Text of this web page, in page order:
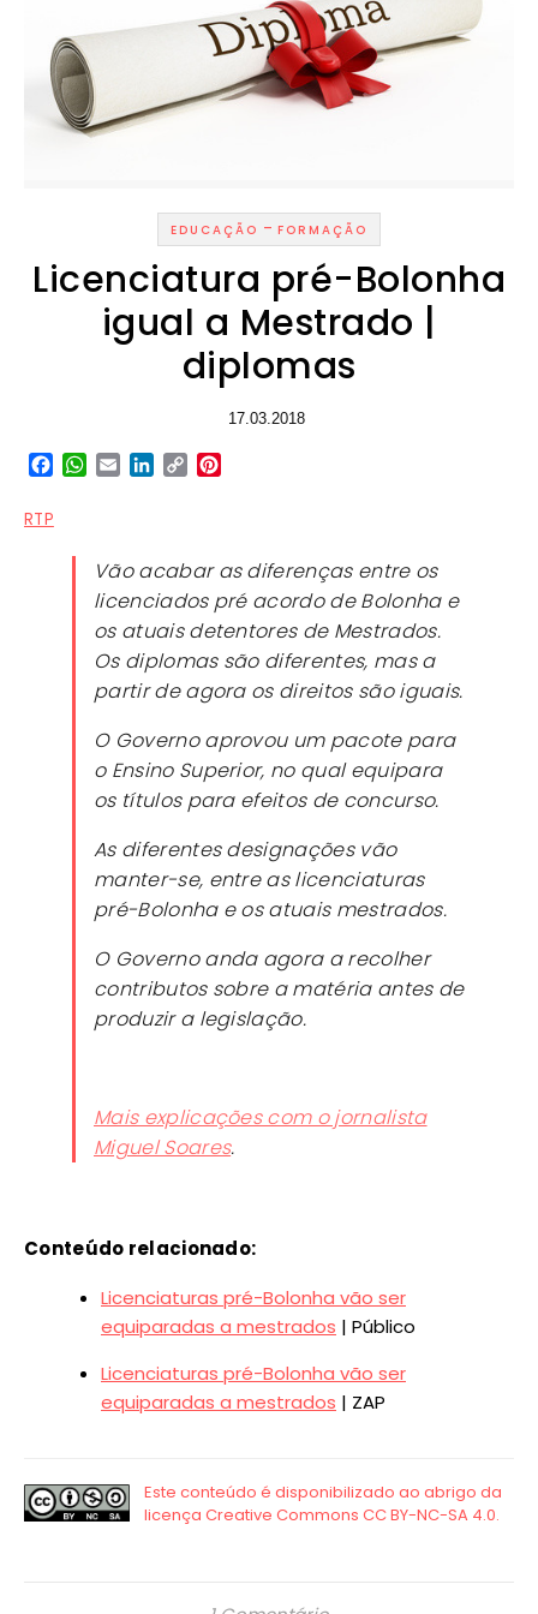
EDUCAÇÃO - FORMAÇÃO
Licenciatura pré-Bolonha
igual a Mestrado |
diplomas
17.03.2018
Facebook
WhatsApp
EmailLinkedIn
Copy
RTP
Vão acabar as diferenças entre os
licenciados pré acordo de Bolonha e
os atuais detentores de Mestrados.
Os diplomas são diferentes, mas a
partir de agora os direitos são iguais.
O Governo aprovou um pacote para
o Ensino Superior, no qual equipara
os títulos para efeitos de concurso.
As diferentes designações vão
manter-se, entre as licenciaturas
pré-Bolonha e os atuais mestrados.
O Governo anda agora a recolher
contributos sobre a matéria antes de
produzir a legislação.
Mais explicações com o jornalista
Miguel Soares.
Conteúdo relacionado:
Licenciaturas pré-Bolonha vão ser
equiparadas a mestrados | Público
Licenciaturas pré-Bolonha vão ser
equiparadas a mestrados | ZAP